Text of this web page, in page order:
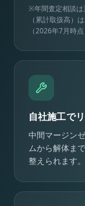
※年間査定相談は
（累計取扱高）
（2026年7月時点
自社施工で
中間マージン
ムから解体ま
整えられます。